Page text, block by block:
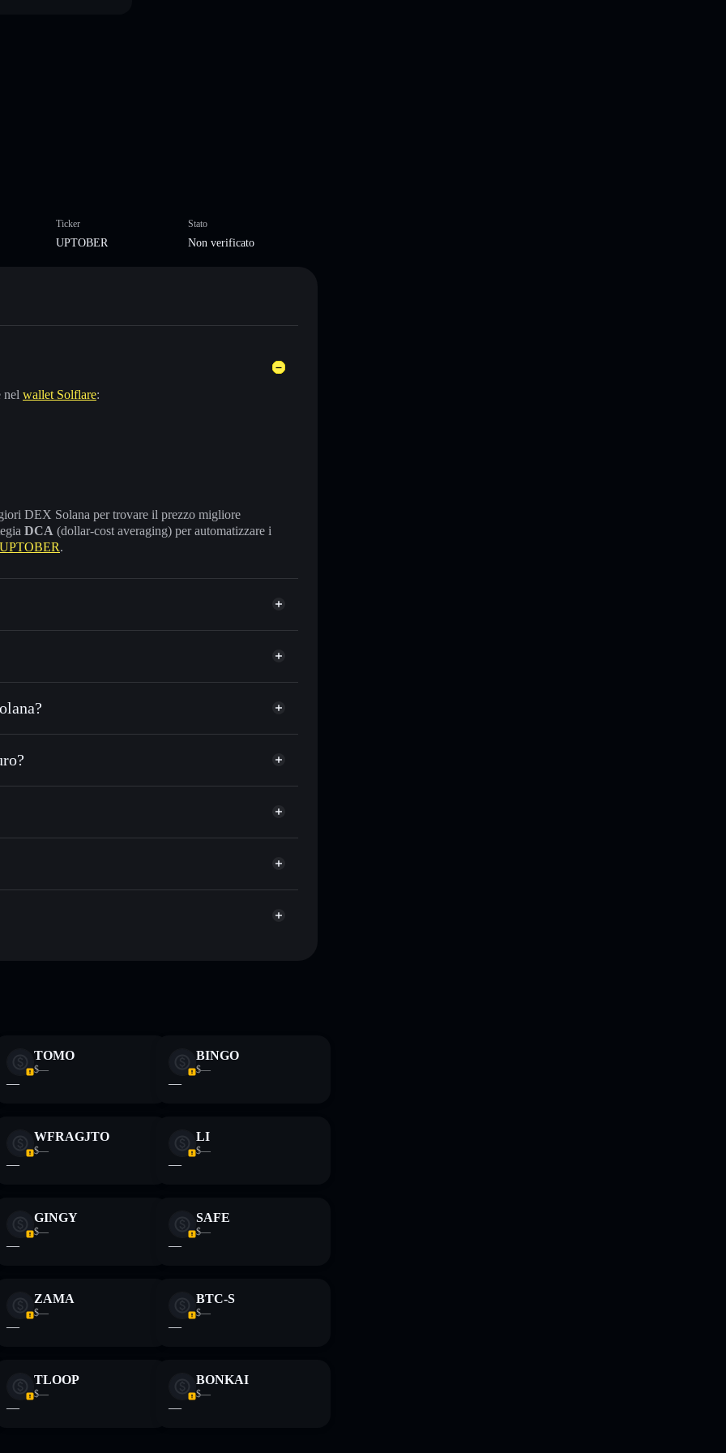
Ticker
UPTOBER
Stato
Non verificato
nel wallet Solflare:
DEX Solana per trovare il prezzo migliore
DCA (dollar-cost averaging) per automatizzare i
.
USDC o in migliaia di altri token Solana al prezzo
nel tempo
pubblicamente i wallet usando l’Aggregatore
wallet non-custodial Solflare
Aggregatore di
TOMO
$—
—
BINGO
$—
—
WFRAGJTO
$—
—
LI
$—
—
GINGY
$—
—
SAFE
$—
—
ZAMA
$—
—
BTC-S
$—
—
TLOOP
$—
—
BONKAI
$—
—